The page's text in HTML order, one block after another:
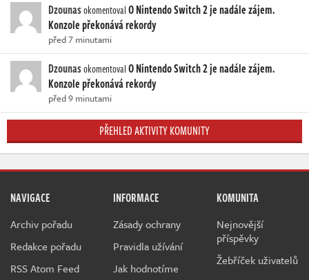
DzounasokomentovalO Nintendo Switch 2 je nadále zájem.
Konzole překonává rekordy
před 7 minutami
DzounasokomentovalO Nintendo Switch 2 je nadále zájem.
Konzole překonává rekordy
před 9 minutami
PŘEHLED AKTIVITY KOMUNITY
NAVIGACE
Archiv pořadu
Redakce pořadu
RSS Atom Feed
INFORMACE
Zásady ochrany
Pravidla užívání
Jak hodnotíme
KOMUNITA
Nejnovější
příspěvky
Žebříček uživatelů